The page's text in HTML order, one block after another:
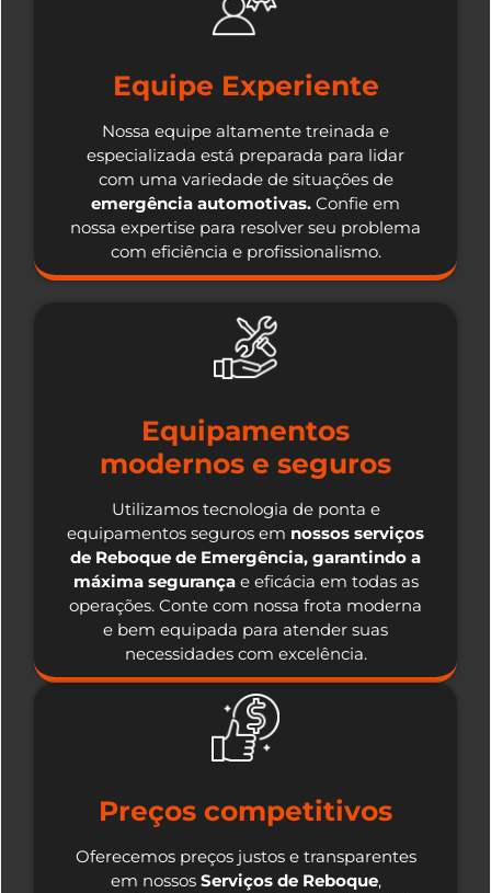
Equipe Experiente
Nossa equipe altamente treinada e
especializada está preparada para lidar
com uma variedade de situações de
emergência automotivas. Confie em
nossa expertise para resolver seu problema
com eficiência e profissionalismo.
Equipamentos
modernos e seguros
Utilizamos tecnologia de ponta e
equipamentos seguros em nossos serviços
de Reboque de Emergência, garantindo a
máxima segurançae eficácia em todas as
operações. Conte com nossa frota moderna
e bem equipada para atender suas
necessidades com excelência.
Preços competitivos
Oferecemos preços justos e transparentes
em nossos Serviços de Reboque,